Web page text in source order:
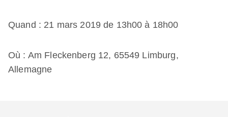
Quand : 21 mars 2019 de 13h00 à 18h00
Où : Am Fleckenberg 12, 65549 Limburg,
Allemagne